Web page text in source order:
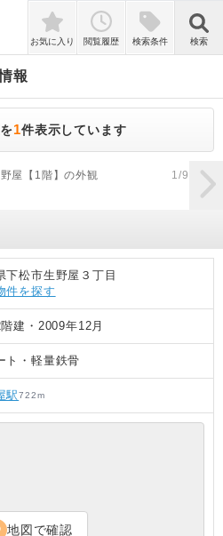
検索
お気に入り 閲覧履歴 検索条件 検索
報
1件表示しています
zoom_in
屋【1階】の外観 1/9
下松市生野屋３丁目
件を探す
建 ・ 2009年12月
ト ・軽量鉄骨
駅722m
地図で確認